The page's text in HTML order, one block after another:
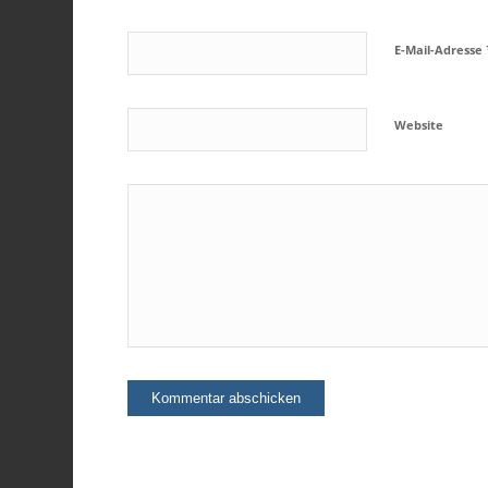
E-Mail-Adresse
Website